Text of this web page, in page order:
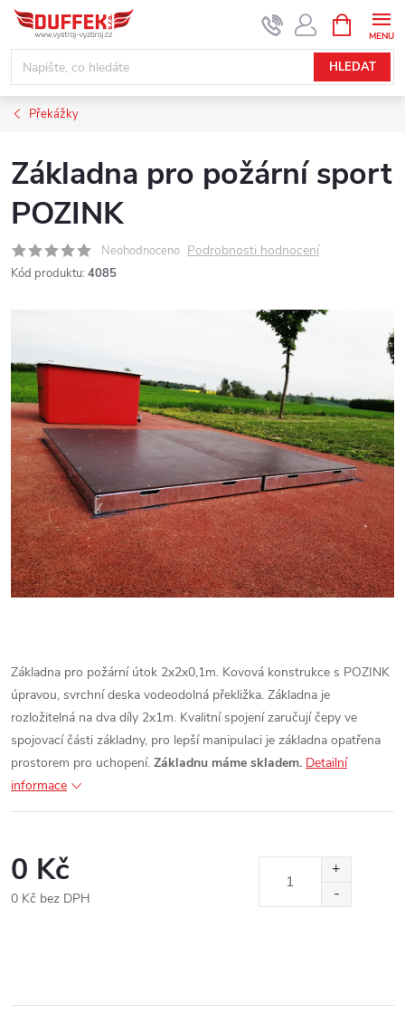
Přejít
obsah
HLEDAT
NÁKUPNÍ
KOŠÍK
Překážky
Základna pro požární sport
POZINK
Neohodnoceno Podrobnosti hodnocení
Kód produktu: 4085
Základna pro požární útok 2x2x0,1m. Kovová konstrukce s POZINK
úpravou, svrchní deska vodeodolná překližka. Základna je
rozložitelná na dva díly 2x1m. Kvalitní spojení zaručují čepy ve
spojovací části základny, pro lepší manipulaci je základna opatřena
prostorem pro uchopení. Základnu máme skladem. Detailní
informace
0 Kč
0 Kč bez DPH